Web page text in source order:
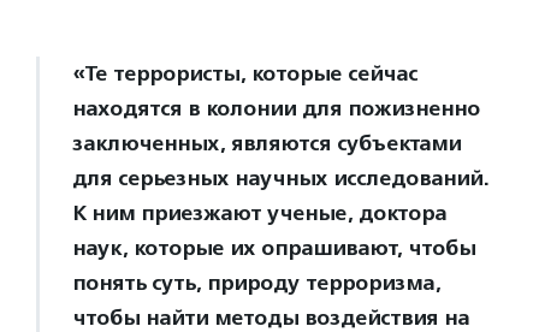
«Те террористы, которые сейчас
находятся в колонии для пожизненно
заключенных, являются субъектами
для серьезных научных исследований.
К ним приезжают ученые, доктора
наук, которые их опрашивают, чтобы
понять суть, природу терроризма,
чтобы найти методы воздействия на